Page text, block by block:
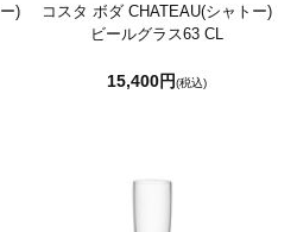
)
コスタ ボダ CHATEAU(シャトー)
ビールグラス63 CL
15,400円(税込)